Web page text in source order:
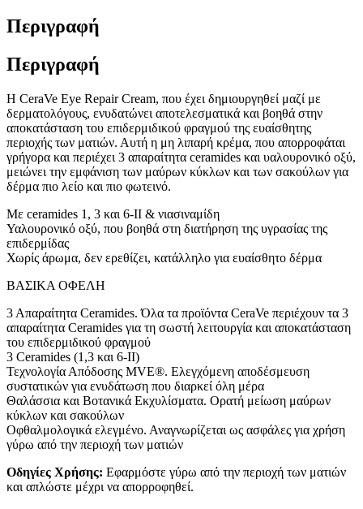
Περιγραφή
Περιγραφή
Η CeraVe Eye Repair Cream, που έχει δημιουργηθεί μαζί με
δερματολόγους, ενυδατώνει αποτελεσματικά και βοηθά στην
αποκατάσταση του επιδερμιδικού φραγμού της ευαίσθητης
περιοχής των ματιών. Αυτή η μη λιπαρή κρέμα, που απορροφάται
γρήγορα και περιέχει 3 απαραίτητα ceramides και υαλουρονικό οξύ,
μειώνει την εμφάνιση των μαύρων κύκλων και των σακούλων για
δέρμα πιο λείο και πιο φωτεινό.
Με ceramides 1, 3 και 6-ΙΙ & νιασιναμίδη
Υαλουρονικό οξύ, που βοηθά στη διατήρηση της υγρασίας της
επιδερμίδας
Χωρίς άρωμα, δεν ερεθίζει, κατάλληλο για ευαίσθητο δέρμα
ΒΑΣΙΚΑ ΟΦΕΛΗ
3 Απαραίτητα Ceramides. Όλα τα προϊόντα CeraVe περιέχουν τα 3
απαραίτητα Ceramides για τη σωστή λειτουργία και αποκατάσταση
του επιδερμιδικού φραγμού
3 Ceramides (1,3 και 6-ΙΙ)
Τεχνολογία Απόδοσης MVE®. Ελεγχόμενη αποδέσμευση
συστατικών για ενυδάτωση που διαρκεί όλη μέρα
Θαλάσσια και Βοτανικά Εκχυλίσματα. Ορατή μείωση μαύρων
κύκλων και σακούλων
Οφθαλμολογικά ελεγμένο. Αναγνωρίζεται ως ασφάλες για χρήση
γύρω από την περιοχή των ματιών
Οδηγίες Χρήσης: Εφαρμόστε γύρω από την περιοχή των ματιών
και απλώστε μέχρι να απορροφηθεί.